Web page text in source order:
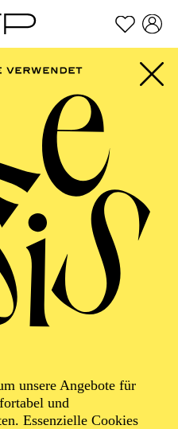
Footer springen
unsere Angebote für
und
Essenzielle Cookies